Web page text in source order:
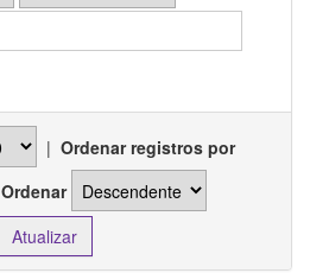
| Ordenar registros por
Ordenar